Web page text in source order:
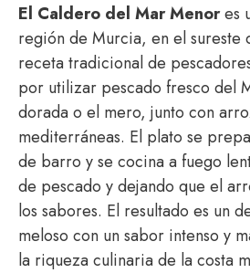
El Caldero del Mar Menores
región de Murcia, en el sureste
receta tradicional de
por utilizar pescado fresco del
dorada o el mero, junto con
mediterráneas. El plato se
de barro y se cocina a fuego
de pescado y dejando que el
los sabores. El resultado es un
meloso con un sabor intenso y
la riqueza culinaria de la costa